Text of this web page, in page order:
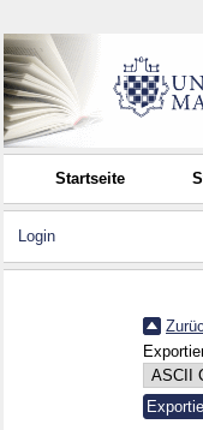
Startseite
Login